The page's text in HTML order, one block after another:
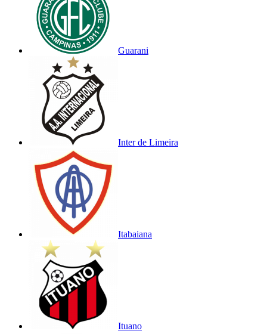
Guarani
Inter de Limeira
Itabaiana
Ituano